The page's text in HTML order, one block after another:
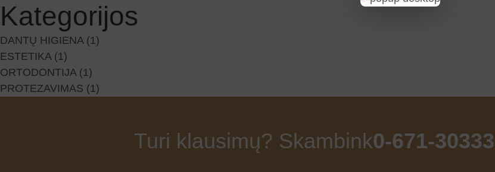
Kategorijos
DANTŲ HIGIENA(1)
ESTETIKA(1)
ORTODONTIJA(1)
PROTEZAVIMAS (1)
Turi klausimų? Skambink0-671-30333